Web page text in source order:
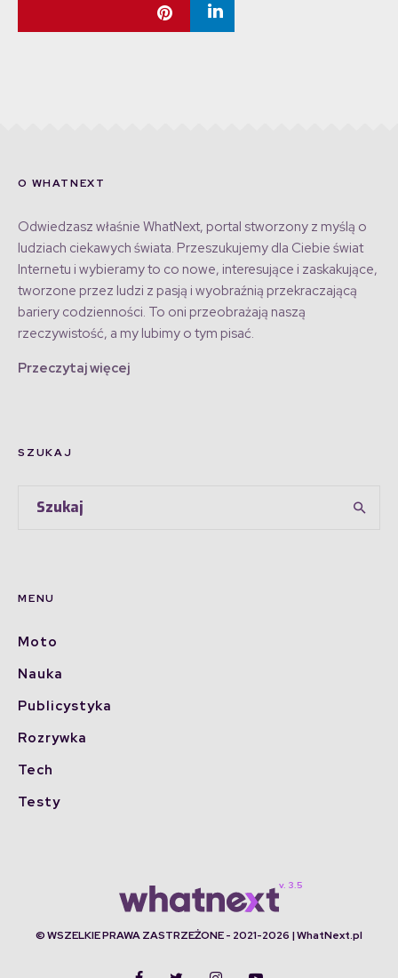
O WHATNEXT
Odwiedzasz właśnie WhatNext, portal stworzony z myślą o
ludziach ciekawych świata. Przeszukujemy dla Ciebie świat
Internetu i wybieramy to co nowe, interesujące i zaskakujące,
tworzone przez ludzi z pasją i wyobraźnią przekraczającą
bariery codzienności. To oni przeobrażają naszą
rzeczywistość, a my lubimy o tym pisać.
Przeczytaj więcej
SZUKAJ
MENU
Moto
Nauka
Publicystyka
Rozrywka
Tech
Testy
© WSZELKIE PRAWA ZASTRZEŻONE - 2021-2026 | WhatNext.pl